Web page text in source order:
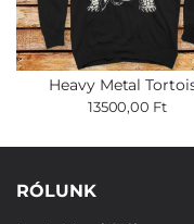
Heavy Metal
13500,00 Ft
RÓLUNK